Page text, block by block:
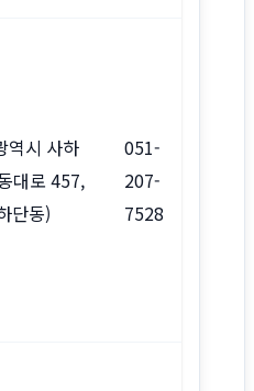
역시 사하
대로 457,
단동)
051-
207-
7528